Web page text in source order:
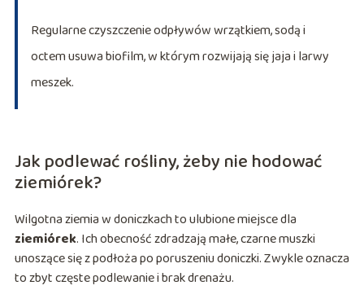
Regularne czyszczenie odpływów wrzątkiem, sodą i
octem usuwa biofilm, w którym rozwijają się jaja i larwy
meszek.
Jak podlewać rośliny, żeby nie hodować
ziemiórek?
Wilgotna ziemia w doniczkach to ulubione miejsce dla
ziemiórek. Ich obecność zdradzają małe, czarne muszki
unoszące się z podłoża po poruszeniu doniczki. Zwykle oznacza
to zbyt częste podlewanie i brak drenażu.